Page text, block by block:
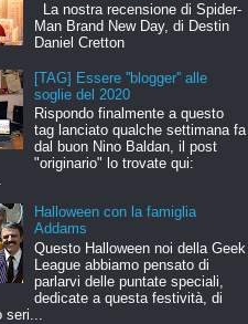
La nostra recensione di Spider-
Man Brand New Day, di Destin
Daniel Cretton
[TAG] Essere ''blogger'' alle
soglie del 2020
Rispondo finalmente a questo
tag lanciato qualche settimana fa
dal buon Nino Baldan, il post
"originario" lo trovate qui:
Halloween con la famiglia
Addams
Questo Halloween noi della Geek
League abbiamo pensato di
parlarvi delle puntate speciali,
dedicate a questa festività, di